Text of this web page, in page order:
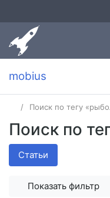
mobius
Поиск по тегу
Поиск по
Статьи
Показать фильтр